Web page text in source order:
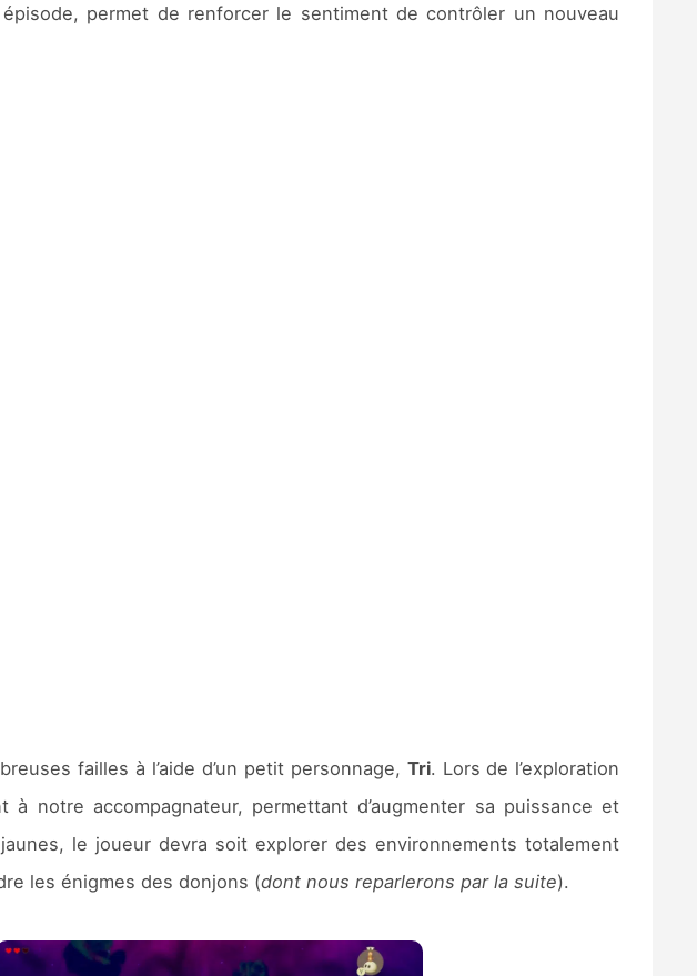
permet de renforcer le sentiment de contrôler un nouveau
failles à l’aide d’un petit personnage, Tri. Lors de l’exploration
notre accompagnateur, permettant d’augmenter sa puissance et
le joueur devra soit explorer des environnements totalement
les énigmes des donjons (dont nous reparlerons par la suite).